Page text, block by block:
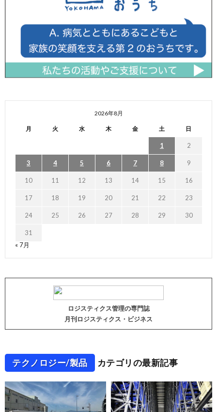
2026年8月
月 火 水 木 金 土 日
1 2
3 4 5 6 7 8 9
10 11 12 13 14 15 16
17 18 19 20 21 22 23
24 25 26 27 28 29 30
31
« 7月
ロジスティクス管理の専門誌
月刊ロジスティクス・ビジネス
テクノロジー/製品 カテゴリの最新記事